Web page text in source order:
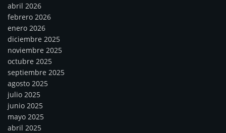
abril 2026
febrero 2026
enero 2026
diciembre 2025
noviembre 2025
octubre 2025
septiembre 2025
agosto 2025
julio 2025
junio 2025
mayo 2025
abril 2025